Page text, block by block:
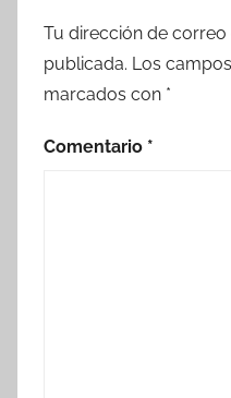
Tu dirección de
publicada. Los
marcados con *
Comentario *